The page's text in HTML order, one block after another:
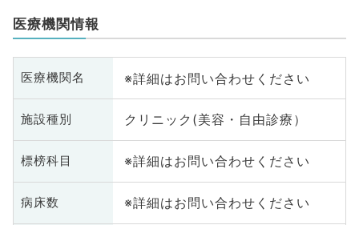
医療機関情報
医療機関名 ※詳細はお問い合わせください
施設種別 クリニック(美容・自由診療）
標榜科目 ※詳細はお問い合わせください
病床数 ※詳細はお問い合わせください